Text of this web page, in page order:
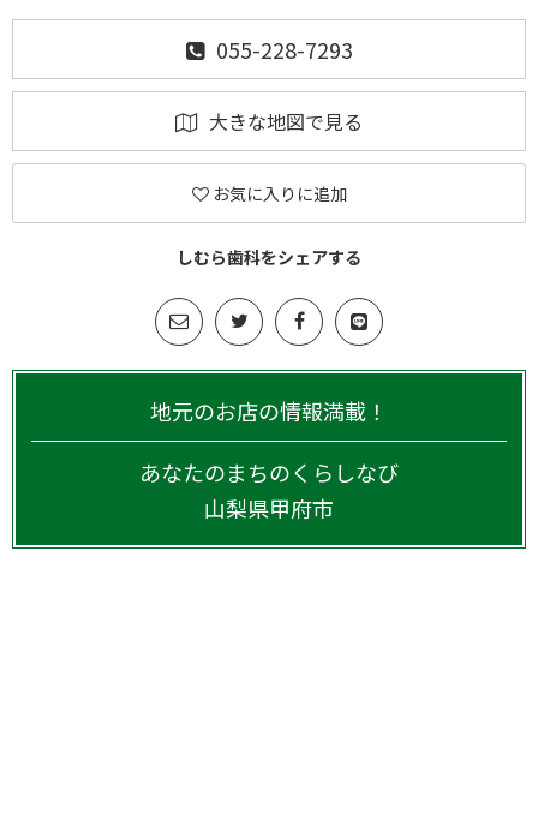
055-228-7293
大きな地図で見る
お気に入りに追加
しむら歯科をシェアする
地元のお店の情報満載！
あなたのまちのくらしなび
山梨県甲府市